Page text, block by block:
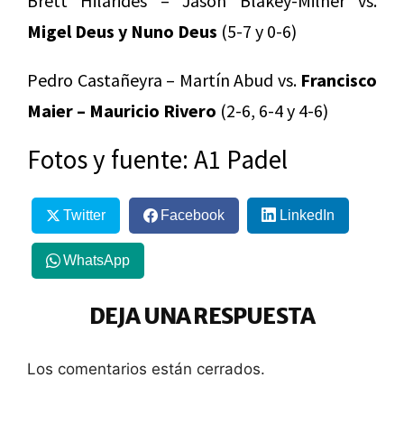
Migel Deus y Nuno Deus (5-7 y 0-6)
Pedro Castañeyra – Martín Abud vs. Francisco
Maier – Mauricio Rivero (2-6, 6-4 y 4-6)
Fotos y fuente: A1 Padel
Twitter Facebook LinkedIn
WhatsApp
DEJA UNA RESPUESTA
Los comentarios están cerrados.